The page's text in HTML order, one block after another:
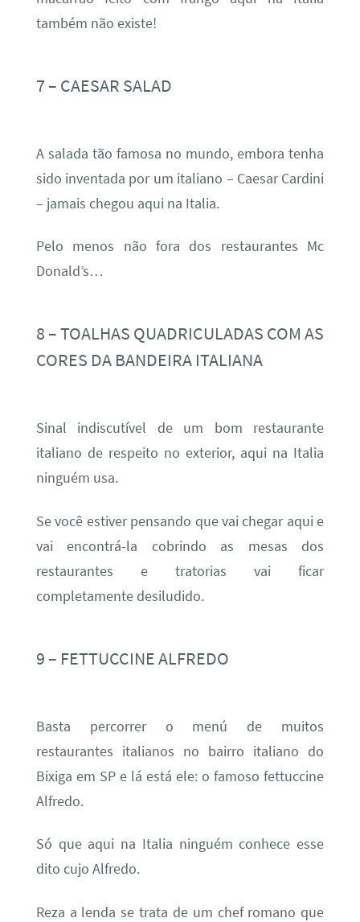
também não existe!
7 – CAESAR SALAD
A salada tão famosa no mundo, embora tenha
sido inventada por um italiano – Caesar Cardini
– jamais chegou aqui na Italia.
Pelo menos não fora dos restaurantes Mc
Donald’s…
8 – TOALHAS QUADRICULADAS COM AS
CORES DA BANDEIRA ITALIANA
Sinal indiscutível de um bom restaurante
italiano de respeito no exterior, aqui na Italia
ninguém usa.
Se você estiver pensando que vai chegar aqui e
vai encontrá-la cobrindo as mesas dos
restaurantes e tratorias vai ficar
completamente desiludido.
9 – FETTUCCINE ALFREDO
Basta percorrer o menú de muitos
restaurantes italianos no bairro italiano do
Bixiga em SP e lá está ele: o famoso fettuccine
Alfredo.
Só que aqui na Italia ninguém conhece esse
dito cujo Alfredo.
Reza a lenda se trata de um chef romano que